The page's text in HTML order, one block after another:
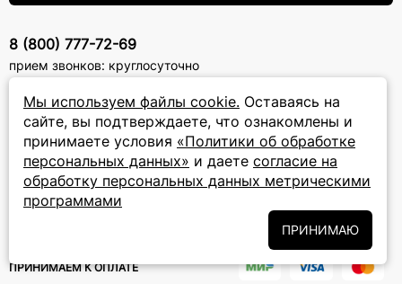
Мы используем файлы cookie. Оставаясь на
сайте, вы подтверждаете, что ознакомлены и
принимаете условия «Политики об обработке
персональных данных» и даете согласие на
обработку персональных данных метрическими
программами
ПРИНИМАЮ
8 (800) 777-72-69
прием звонков: круглосуточно
ПОДПИСКА НА РАССЫЛКУ
Подписаться на новости
Подписываясь на рассылку, вы соглашаетесь с условиямиПолитики
обработки персональных данных
ПРИНИМАЕМ К ОПЛАТЕ